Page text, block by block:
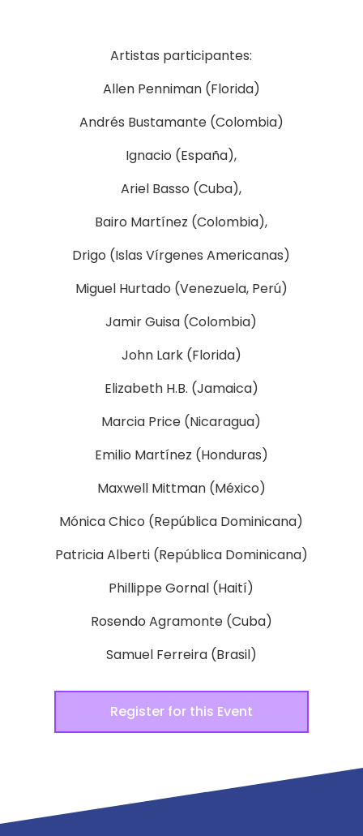
Artistas participantes:
Allen Penniman (Florida)
Andrés Bustamante (Colombia)
Ignacio (España),
Ariel Basso (Cuba),
Bairo Martínez (Colombia),
Drigo (Islas Vírgenes Americanas)
Miguel Hurtado (Venezuela, Perú)
Jamir Guisa (Colombia)
John Lark (Florida)
Elizabeth H.B. (Jamaica)
Marcia Price (Nicaragua)
Emilio Martínez (Honduras)
Maxwell Mittman (México)
Mónica Chico (República Dominicana)
Patricia Alberti (República Dominicana)
Phillippe Gornal (Haití)
Rosendo Agramonte (Cuba)
Samuel Ferreira (Brasil)
Register for this Event